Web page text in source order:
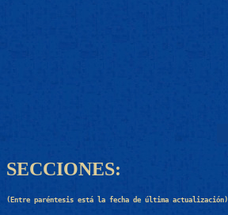
SECCIONES:
(Entre paréntesis está la fecha de última actualización)